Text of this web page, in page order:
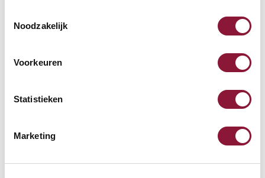
Noodzakelijk
Voorkeuren
Statistieken
Marketing
Beschikbaar